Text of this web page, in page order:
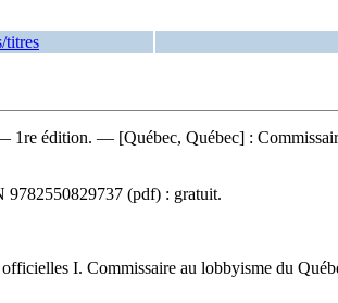
titres
1re édition. — [Québec, Québec] :
9782550829737 (pdf) : gratuit.
I. Commissaire au lobbyisme du